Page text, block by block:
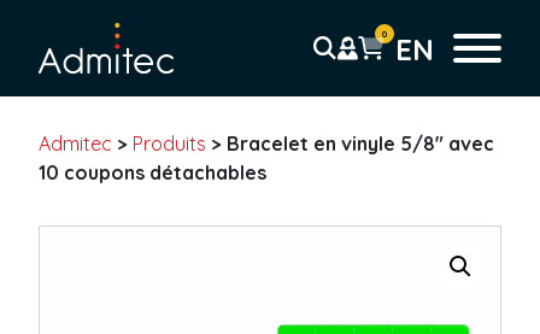
Bracelets
0 EN
Admitec > Produits > Bracelet en vinyle 5/8″ avec
10 coupons détachables